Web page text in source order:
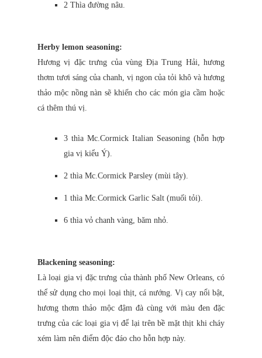
2 Thìa đường nâu.
Herby lemon seasoning:
Hương vị đặc trưng của vùng Địa Trung Hải, hương
thơm tươi sáng của chanh, vị ngon của tỏi khô và hương
thảo mộc nồng nàn sẽ khiến cho các món gia cầm hoặc
cá thêm thú vị.
3 thìa Mc.Cormick Italian Seasoning (hỗn hợp
gia vị kiểu Ý).
2 thìa Mc.Cormick Parsley (mùi tây).
1 thìa Mc.Cormick Garlic Salt (muối tỏi).
6 thìa vỏ chanh vàng, băm nhỏ.
Blackening seasoning:
Là loại gia vị đặc trưng của thành phố New Orleans, có
thể sử dụng cho mọi loại thịt, cá nướng. Vị cay nổi bật,
hương thơm thảo mộc đậm đà cùng với màu đen đặc
trưng của các loại gia vị để lại trên bề mặt thịt khi cháy
xém làm nên điểm độc đáo cho hỗn hợp này.